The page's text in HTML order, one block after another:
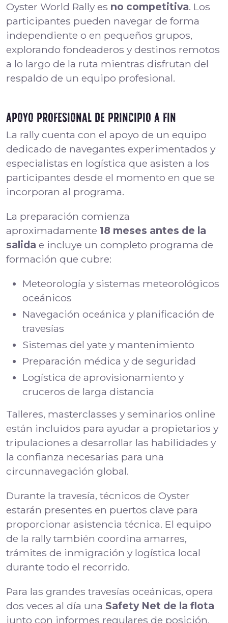
Oyster World Rally es no competitiva. Los
participantes pueden navegar de forma
independiente o en pequeños grupos,
explorando fondeaderos y destinos remotos
a lo largo de la ruta mientras disfrutan del
respaldo de un equipo profesional.
Apoyo profesional de principio a fin
La rally cuenta con el apoyo de un equipo
dedicado de navegantes experimentados y
especialistas en logística que asisten a los
participantes desde el momento en que se
incorporan al programa.
La preparación comienza
aproximadamente 18 meses antes de la
salida e incluye un completo programa de
formación que cubre:
Meteorología y sistemas meteorológicos
oceánicos
Navegación oceánica y planificación de
travesías
Sistemas del yate y mantenimiento
Preparación médica y de seguridad
Logística de aprovisionamiento y
cruceros de larga distancia
Talleres, masterclasses y seminarios online
están incluidos para ayudar a propietarios y
tripulaciones a desarrollar las habilidades y
la confianza necesarias para una
circunnavegación global.
Durante la travesía, técnicos de Oyster
estarán presentes en puertos clave para
proporcionar asistencia técnica. El equipo
de la rally también coordina amarres,
trámites de inmigración y logística local
durante todo el recorrido.
Para las grandes travesías oceánicas, opera
dos veces al día una Safety Net de la flota
junto con informes regulares de posición,